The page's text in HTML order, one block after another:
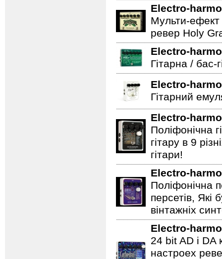
Electro-
Мульти-ефект
ревер Holy
Electro-
Гітарна / бас-
Electro-
Гітарний
Electro-
Поліфонічна
гітару в 9
гітари!
Electro-
Поліфонічна
персетів, Які
вінтажніх
Electro-
24 bit AD і
настроех